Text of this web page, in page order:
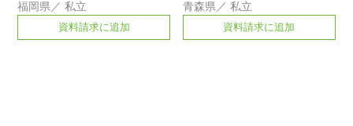
福岡県 ／私立
資料請求に追加
青森県 ／私立
資料請求に追加